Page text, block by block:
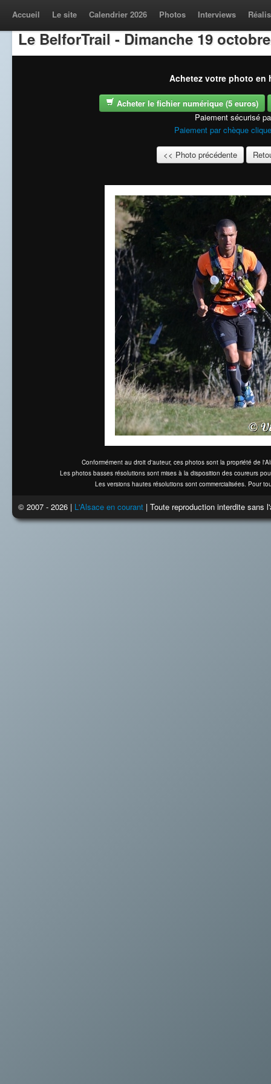
Accueil Le site Calendrier 2026 Photos Interviews
Le BelforTrail - Dimanche 19
Achetez votre photo en
Acheter le fichier numérique (5 euros)
Paiement sécurisé
Paiement par chèque
<< Photo précédente
Conformément au droit d'auteur, ces photos sont la propriété de
Les photos basses résolutions sont mises à la disposition des coureurs
Les versions hautes résolutions sont commercialisées. Pour
© 2007 - 2026 | L'Alsace en courant | Toute reproduction interdite sans